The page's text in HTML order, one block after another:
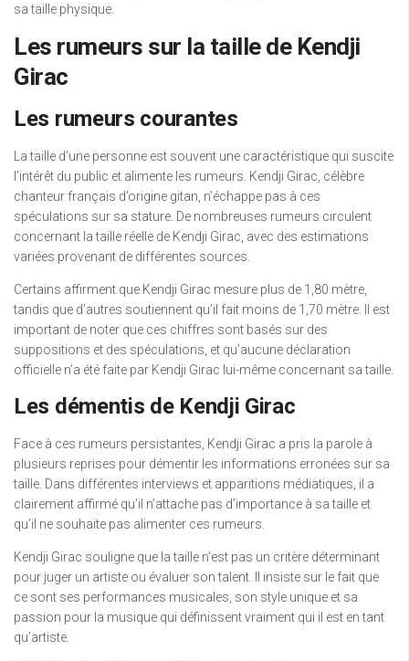
sa taille physique.
Les rumeurs sur la taille de Kendji
Girac
Les rumeurs courantes
La taille d’une personne est souvent une caractéristique qui suscite
l’intérêt du public et alimente les rumeurs. Kendji Girac, célèbre
chanteur français d’origine gitan, n’échappe pas à ces
spéculations sur sa stature. De nombreuses rumeurs circulent
concernant la taille réelle de Kendji Girac, avec des estimations
variées provenant de différentes sources.
Certains affirment que Kendji Girac mesure plus de 1,80 mètre,
tandis que d’autres soutiennent qu’il fait moins de 1,70 mètre. Il est
important de noter que ces chiffres sont basés sur des
suppositions et des spéculations, et qu’aucune déclaration
officielle n’a été faite par Kendji Girac lui-même concernant sa taille.
Les démentis de Kendji Girac
Face à ces rumeurs persistantes, Kendji Girac a pris la parole à
plusieurs reprises pour démentir les informations erronées sur sa
taille. Dans différentes interviews et apparitions médiatiques, il a
clairement affirmé qu’il n’attache pas d’importance à sa taille et
qu’il ne souhaite pas alimenter ces rumeurs.
Kendji Girac souligne que la taille n’est pas un critère déterminant
pour juger un artiste ou évaluer son talent. Il insiste sur le fait que
ce sont ses performances musicales, son style unique et sa
passion pour la musique qui définissent vraiment qui il est en tant
qu’artiste.